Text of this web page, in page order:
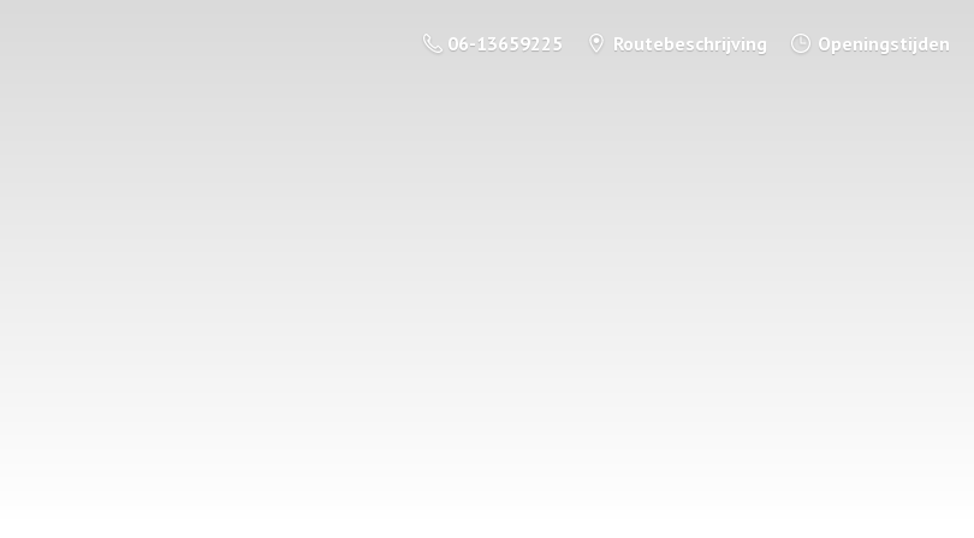
06-13659225 Routebeschrijving Openingstijden